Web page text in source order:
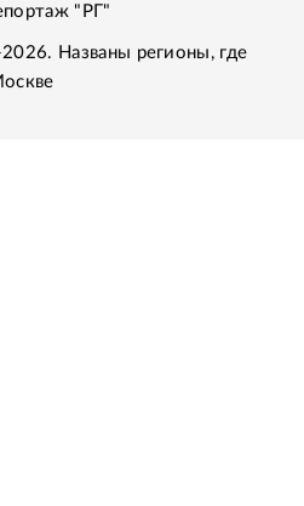
"РГ"
Названы регионы, где